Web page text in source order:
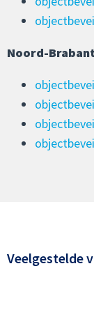
Noord-
Veelgestelde